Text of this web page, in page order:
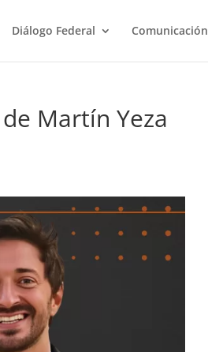
Diálogo Federal Comunicación
Martín Yeza